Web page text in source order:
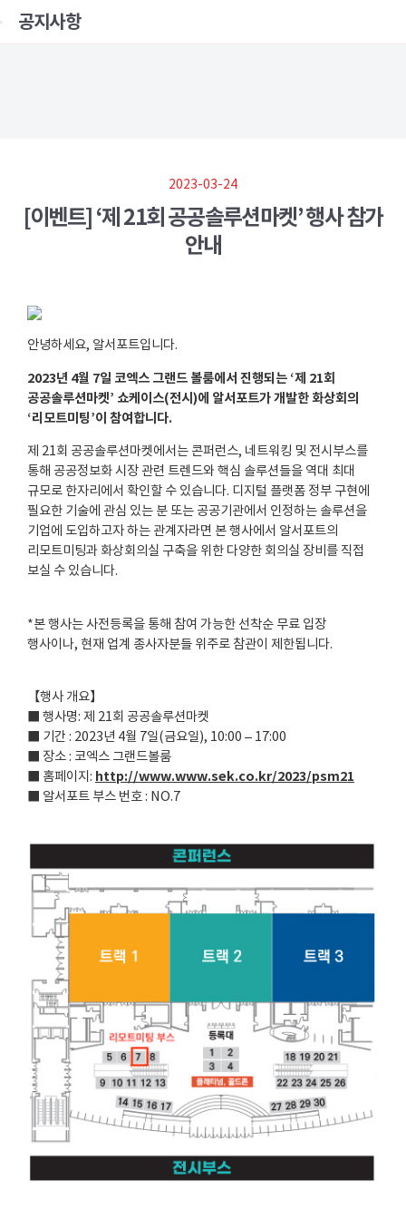
공지사항
2023-03-24
[이벤트] ‘제 21회 공공솔루션마켓’ 행사 참가
안내
안녕하세요, 알서포트입니다.
2023년 4월 7일 코엑스 그랜드 볼룸에서 진행되는 ‘제 21회
공공솔루션마켓’ 쇼케이스(전시)에 알서포트가 개발한 화상회의
‘리모트미팅’이 참여합니다.
제 21회 공공솔루션마켓에서는 콘퍼런스, 네트워킹 및 전시부스를
통해 공공정보화 시장 관련 트렌드와 핵심 솔루션들을 역대 최대
규모로 한자리에서 확인할 수 있습니다. 디지털 플랫폼 정부 구현에
필요한 기술에 관심 있는 분 또는 공공기관에서 인정하는 솔루션을
기업에 도입하고자 하는 관계자라면 본 행사에서 알서포트의
리모트미팅과 화상회의실 구축을 위한 다양한 회의실 장비를 직접
보실 수 있습니다.
*본 행사는 사전등록을 통해 참여 가능한 선착순 무료 입장
행사이나, 현재 업계 종사자분들 위주로 참관이 제한됩니다.
【행사 개요】
■ 행사명: 제 21회 공공솔루션마켓
■ 기간 : 2023년 4월 7일(금요일), 10:00 – 17:00
■ 장소 : 코엑스 그랜드볼룸
■ 홈페이지: http://www.www.sek.co.kr/2023/psm21
■ 알서포트 부스 번호 : NO.7